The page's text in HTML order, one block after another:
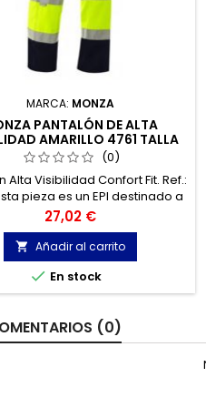
MARCA: MONZA
PANTALÓN DE ALTA
AMARILLO 4761 TALLA
52-54
(0)
Alta Visibilidad Confort Fit. Ref.:
pieza es un EPI destinado a
la presencia diurna y
del profesional bajo
de peligro de baja
visibilidad.
Precio
27,02 €
 Añadir al carrito
 En stock
(0)